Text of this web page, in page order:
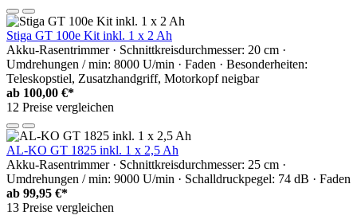
Stiga GT 100e Kit inkl. 1 x 2 Ah
Akku-Rasentrimmer · Schnittkreisdurchmesser: 20 cm ·
Umdrehungen / min: 8000 U/min · Faden · Besonderheiten:
Teleskopstiel, Zusatzhandgriff, Motorkopf neigbar
ab 100,00 €*
12 Preise vergleichen
AL-KO GT 1825 inkl. 1 x 2,5 Ah
Akku-Rasentrimmer · Schnittkreisdurchmesser: 25 cm ·
Umdrehungen / min: 9000 U/min · Schalldruckpegel: 74 dB · Faden
ab 99,95 €*
13 Preise vergleichen